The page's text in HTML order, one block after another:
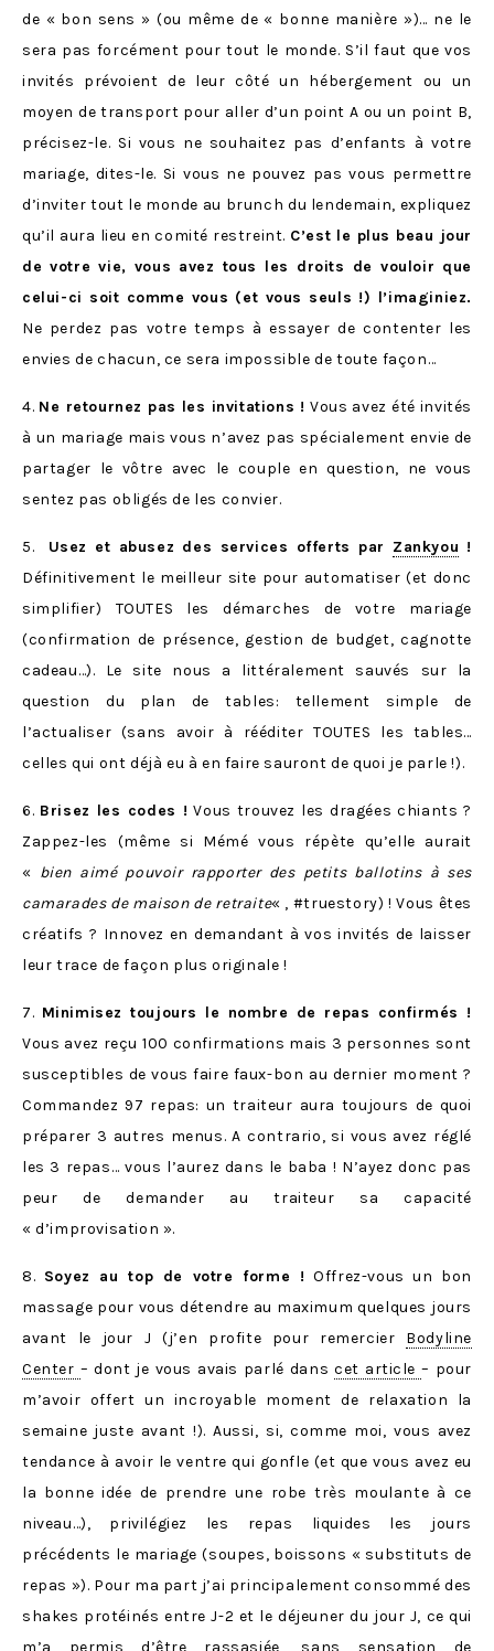
de « bon sens » (ou même de « bonne manière »)… ne le
sera pas forcément pour tout le monde. S’il faut que vos
invités prévoient de leur côté un hébergement ou un
moyen de transport pour aller d’un point A ou un point B,
précisez-le. Si vous ne souhaitez pas d’enfants à votre
mariage, dites-le. Si vous ne pouvez pas vous permettre
d’inviter tout le monde au brunch du lendemain, expliquez
qu’il aura lieu en comité restreint. C’est le plus beau jour
de votre vie, vous avez tous les droits de vouloir que
celui-ci soit comme vous (et vous seuls !) l’imaginiez.
Ne perdez pas votre temps à essayer de contenter les
envies de chacun, ce sera impossible de toute façon…
4. Ne retournez pas les invitations ! Vous avez été invités
à un mariage mais vous n’avez pas spécialement envie de
partager le vôtre avec le couple en question, ne vous
sentez pas obligés de les convier.
5. Usez et abusez des services offerts par Zankyou !
Définitivement le meilleur site pour automatiser (et donc
simplifier) TOUTES les démarches de votre mariage
(confirmation de présence, gestion de budget, cagnotte
cadeau…). Le site nous a littéralement sauvés sur la
question du plan de tables: tellement simple de
l’actualiser (sans avoir à rééditer TOUTES les tables…
celles qui ont déjà eu à en faire sauront de quoi je parle !).
6. Brisez les codes ! Vous trouvez les dragées chiants ?
Zappez-les (même si Mémé vous répète qu’elle aurait
« bien aimé pouvoir rapporter des petits ballotins à ses
camarades de maison de retraite« , #truestory) ! Vous êtes
créatifs ? Innovez en demandant à vos invités de laisser
leur trace de façon plus originale !
7. Minimisez toujours le nombre de repas confirmés !
Vous avez reçu 100 confirmations mais 3 personnes sont
susceptibles de vous faire faux-bon au dernier moment ?
Commandez 97 repas: un traiteur aura toujours de quoi
préparer 3 autres menus. A contrario, si vous avez réglé
les 3 repas… vous l’aurez dans le baba ! N’ayez donc pas
peur de demander au traiteur sa capacité
« d’improvisation ».
8. Soyez au top de votre forme ! Offrez-vous un bon
massage pour vous détendre au maximum quelques jours
avant le jour J (j’en profite pour remercier Bodyline
Center – dont je vous avais parlé danscet article– pour
m’avoir offert un incroyable moment de relaxation la
semaine juste avant !). Aussi, si, comme moi, vous avez
tendance à avoir le ventre qui gonfle (et que vous avez eu
la bonne idée de prendre une robe très moulante à ce
niveau…), privilégiez les repas liquides les jours
précédents le mariage (soupes, boissons « substituts de
repas »). Pour ma part j’ai principalement consommé des
shakes protéinés entre J-2 et le déjeuner du jour J, ce qui